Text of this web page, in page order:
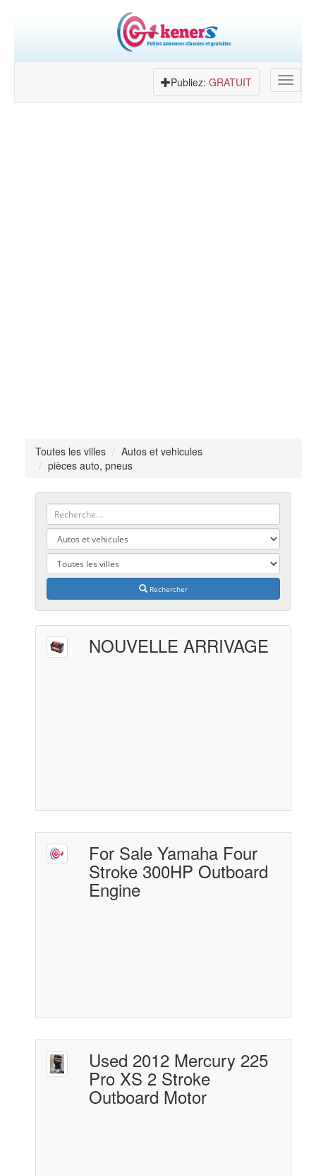
Toggle
Publiez: GRATUIT
Toutes les villes
Autos et vehicules
pièces auto, pneus
Rechercher
NOUVELLE ARRIVAGE
For Sale Yamaha Four
Stroke 300HP Outboard
Engine
Used 2012 Mercury 225
Pro XS 2 Stroke
Outboard Motor